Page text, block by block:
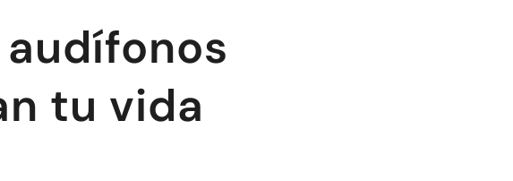
tu vida